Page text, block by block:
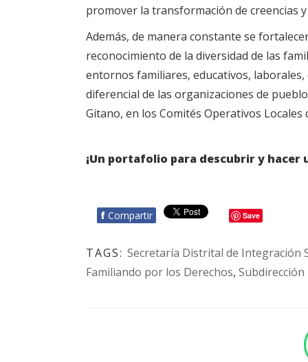
promover la transformación de creencias
Además, de manera constante se
reconocimiento de la diversidad de las
entornos familiares, educativos,
diferencial de las organizaciones de
Gitano, en los Comités Operativos Locales
¡Un portafolio para descubrir y hacer
f Compartir Save
TAGS: Secretaría Distrital de Integración
Familiando por los Derechos,